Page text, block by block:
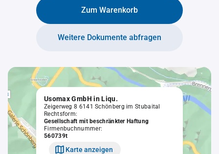
Zum Warenkorb
Weitere Dokumente abfragen
Usomax GmbH in Liqu.
Zeigerweg 8 6141 Schönberg im Stubaital
Rechtsform:
Gesellschaft mit beschränkter Haftung
Firmenbuchnummer:
560739t
Karte anzeigen